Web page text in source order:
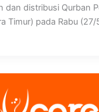
dan distribusi Qurban
Timur) pada Rabu